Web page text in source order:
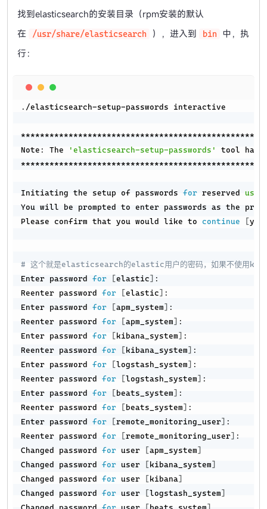
找到elasticsearch的安装目录（rpm安装的默认
在
/usr/share/elasticsearch ），进入到 bin
中，执
行：
./elasticsearch-setup-passwords interactive
Note: The
'elasticsearch-setup-passwords'
tool
Initiating the setup of passwords for reserved
You will be prompted to enter passwords as the
Please confirm that you would like to continue [y/N
# 这个就是elasticsearch的elastic用户的密码，如果不使用
Enter password for [elastic ] :
Reenter password for [elastic ] :
Enter password for [apm_system] :
Reenter password for [apm_system ] :
Enter password for [ kibana_system ] :
Reenter password for [ kibana_system ] :
Enter password for [logstash_system ] :
Reenter password for [logstash_system] :
Enter password for [ beats_system ] :
Reenter password for [ beats_system ] :
Enter password for [remote_monitoring_user] :
Reenter password for [remote_monitoring_user] :
Changed password for user [apm_system]
Changed password for user [ kibana_system ]
Changed password for user [ kibana]
Changed password for user [logstash_system]